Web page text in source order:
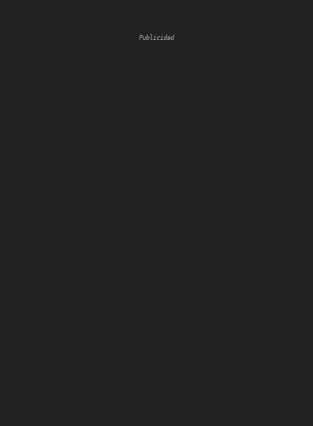
Publicidad